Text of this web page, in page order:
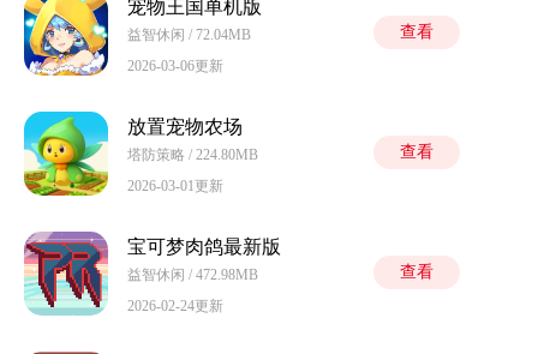
宠物王国单机版
益智休闲 / 72.04MB
2026-03-06更新
查看
放置宠物农场
塔防策略 / 224.80MB
2026-03-01更新
查看
宝可梦肉鸽最新版
益智休闲 / 472.98MB
2026-02-24更新
查看